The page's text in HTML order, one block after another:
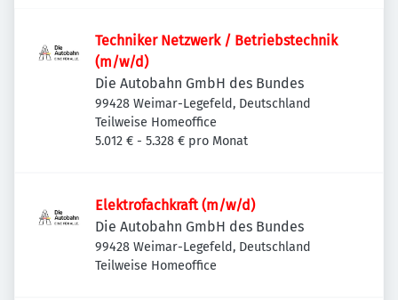
Techniker Netzwerk / Betriebstechnik
(m/w/d)
Die Autobahn GmbH des Bundes
99428 Weimar-Legefeld, Deutschland
Teilweise Homeoffice
5.012 € - 5.328 € pro Monat
Elektrofachkraft (m/w/d)
Die Autobahn GmbH des Bundes
99428 Weimar-Legefeld, Deutschland
Teilweise Homeoffice